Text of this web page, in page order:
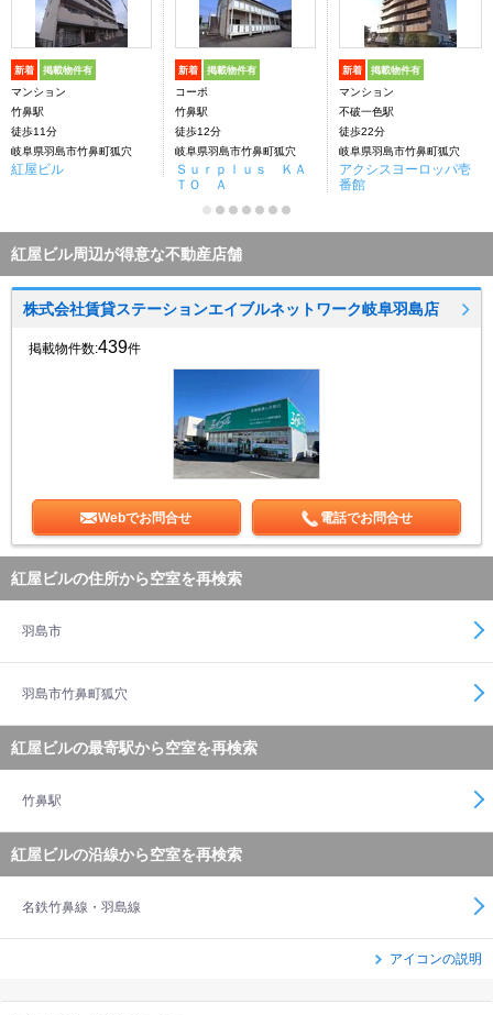
新着 掲載物件有
マンション
竹鼻駅
徒歩11分
岐阜県羽島市竹鼻町狐穴
紅屋ビル
新着 掲載物件有
コーポ
竹鼻駅
徒歩12分
岐阜県羽島市竹鼻町狐穴
Ｓｕｒｐｌｕｓ ＫＡ
ＴＯ Ａ
新着 掲載物件有
マンション
不破一色駅
徒歩22分
岐阜県羽島市竹鼻町狐穴
アクシスヨーロッパ壱
番館
紅屋ビル周辺が得意な不動産店舗
株式会社賃貸ステーションエイブルネットワーク岐阜羽島店
掲載物件数:439件
Webでお問合せ 電話でお問合せ
紅屋ビルの住所から空室を再検索
羽島市
羽島市竹鼻町狐穴
紅屋ビルの最寄駅から空室を再検索
竹鼻駅
紅屋ビルの沿線から空室を再検索
名鉄竹鼻線・羽島線
アイコンの説明